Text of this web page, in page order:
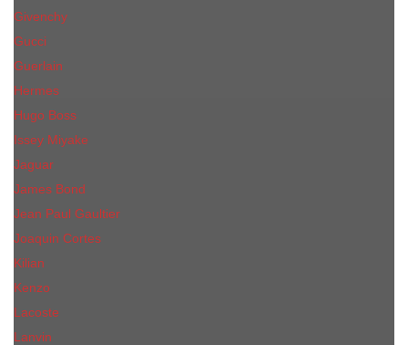
Givenchy
Gucci
Guerlain
Hermes
Hugo Boss
Issey Miyake
Jaguar
James Bond
Jean Paul Gaultier
Joaquin Сortes
Kilian
Kenzo
Lacoste
Lanvin